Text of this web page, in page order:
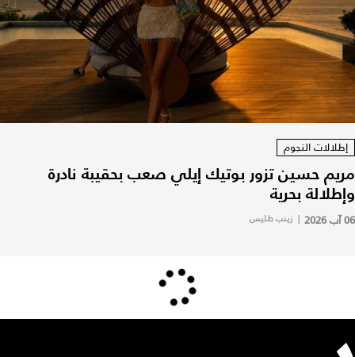
إطلالات النجوم
مريم حسين تزور بوتيك إيلي صعب بحقيبة نادرة
وإطلالة بحرية
06 آب 2026 | زينب طليس